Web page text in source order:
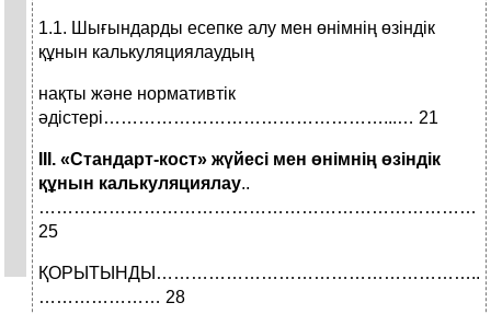
1.1. Шығындарды есепке алу мен өнімнің өзіндік
құнын калькуляциялаудың
нақты және нормативтік
әдістері…………………………………………...… 21
III. «Стандарт-кост» жүйесі мен өнімнің өзіндік
құнын калькуляциялау..
…………………………………………………………………
25
ҚОРЫТЫНДЫ………………………………………………....
………………… 28